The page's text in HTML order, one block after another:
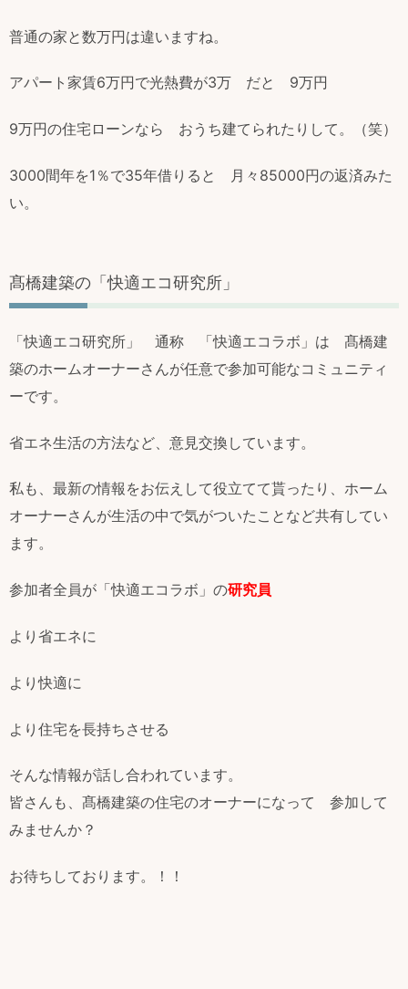
普通の家と数万円は違いますね。
アパート家賃6万円で光熱費が3万 だと 9万円
9万円の住宅ローンなら おうち建てられたりして。（笑）
3000間年を1％で35年借りると 月々85000円の返済みた
い。
髙橋建築の「快適エコ研究所」
「快適エコ研究所」 通称 「快適エコラボ」は 髙橋建
築のホームオーナーさんが任意で参加可能なコミュニティ
ーです。
省エネ生活の方法など、意見交換しています。
私も、最新の情報をお伝えして役立てて貰ったり、ホーム
オーナーさんが生活の中で気がついたことなど共有してい
ます。
参加者全員が「快適エコラボ」の研究員
より省エネに
より快適に
より住宅を長持ちさせる
そんな情報が話し合われています。
皆さんも、髙橋建築の住宅のオーナーになって 参加して
みませんか？
お待ちしております。！！